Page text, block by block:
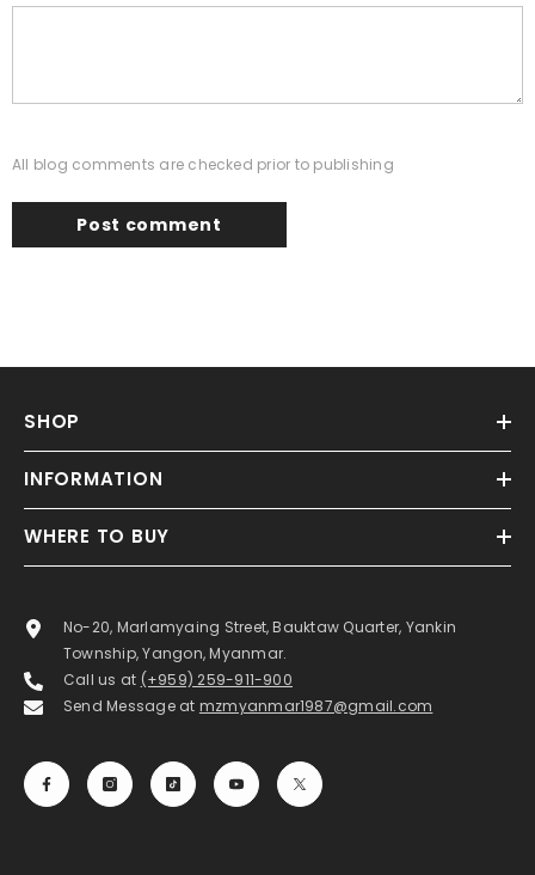
All blog comments are checked prior to publishing
SHOP
INFORMATION
WHERE TO BUY
No-20, Marlamyaing Street, Bauktaw Quarter, Yankin
Township, Yangon, Myanmar.
Call us at (+959) 259-911-900
Send Message at mzmyanmar1987@gmail.com